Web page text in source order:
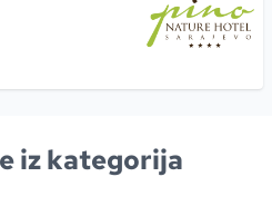
iz kategorija